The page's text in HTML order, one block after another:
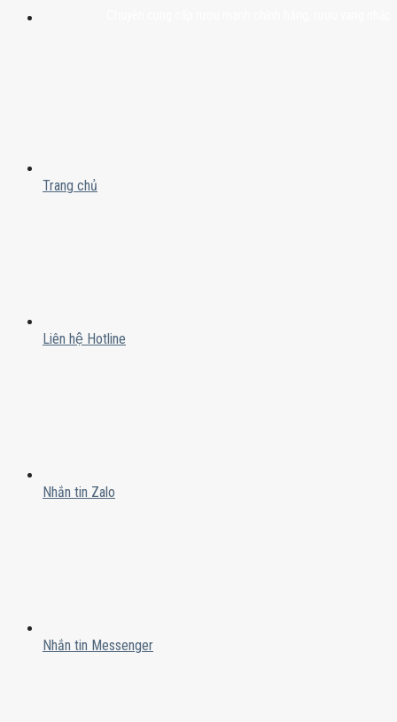
Trang chủ
Liên hệ Hotline
Nhắn tin Zalo
Nhắn tin Messenger